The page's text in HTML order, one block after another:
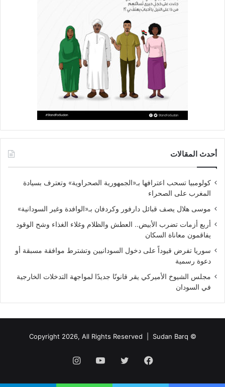
أحدث المقالات
كولومبيا تسحب اعترافها بـ«الجمهورية الصحراوية» وتعترف بسيادة
المغرب على الصحراء
موسى هلال يصف قبائل دارفور وكردفان بـ«الوافدة وغير السودانية»
أربع أزمات تضرب الأبيض.. العطش والظلام وغلاء الغذاء وشح الوقود
يفاقمون معاناة السكان
سوريا تفرض قيوداً على دخول السودانيين وتشترط موافقة مسبقة أو
دعوة رسمية
مجلس الشيوخ الأميركي يقر قانونًا جديدًا لمواجهة التدخلات الخارجية
في السودان
© Copyright 2026, All Rights Reserved |
Sudan Barq
فيسبوك تويتر يوتيوبانستقرام